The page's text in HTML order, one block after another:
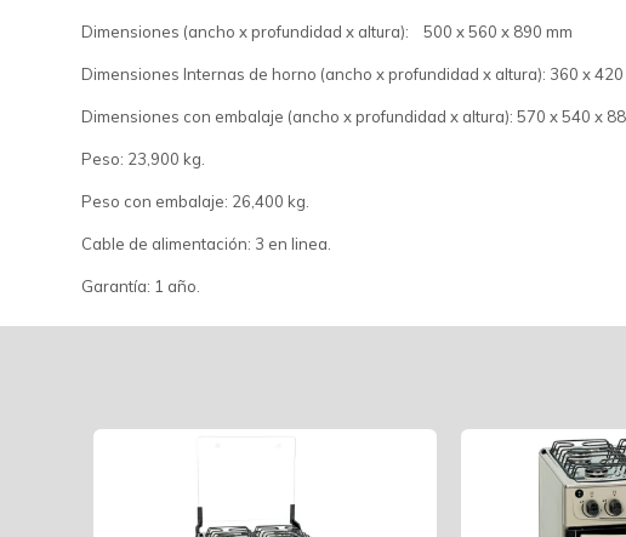
Dimensiones (ancho x profundidad x altura): 500 x 560 x 890 mm
Dimensiones Internas de horno (ancho x profundidad x altura): 360 x 420
Dimensiones con embalaje (ancho x profundidad x altura): 570 x 540 x
Peso: 23,900 kg.
Peso con embalaje: 26,400 kg.
Cable de alimentación: 3 en linea.
Garantía: 1 año.